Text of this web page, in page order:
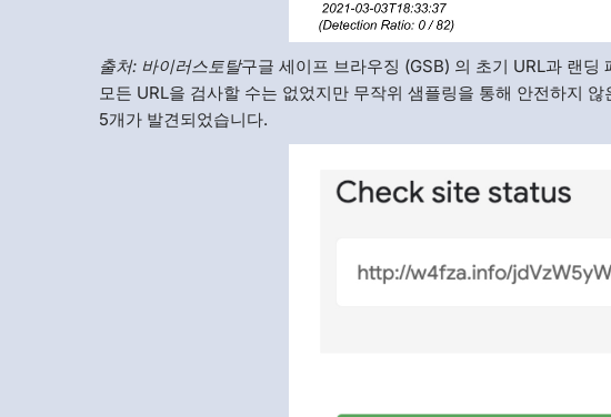
출처: 바이러스토탈구글 세이프 브라우징 (GSB) 의 초기 URL과 랜
모든 URL을 검사할 수는 없었지만 무작위 샘플링을 통해 안전하지
5개가 발견되었습니다.